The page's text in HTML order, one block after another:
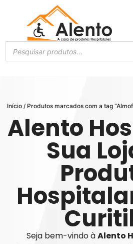
Início / Produtos marcados com a tag
Alento
Sua
Seja bem-vindo àAlento